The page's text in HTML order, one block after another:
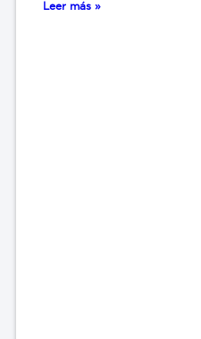
Leer más »